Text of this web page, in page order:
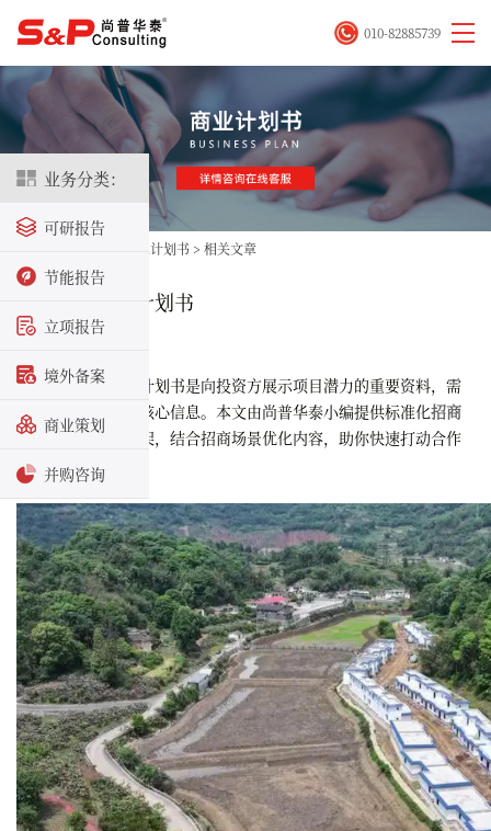
业务分类：
可研报告
节能报告
立项报告
境外备案
商业策划
并购咨询
010-82885739
商业计划书 > 相关文章
招商引资项目计划书
2025-10-13
招商引资项目计划书是向投资方展示项目潜力的重要资料，需
清晰展示了项目的核心信息。本文由尚普华泰小编提供标准化招商
引资项目计划书
框架，结合招商场景优化内容，助你快速打动合作
方。